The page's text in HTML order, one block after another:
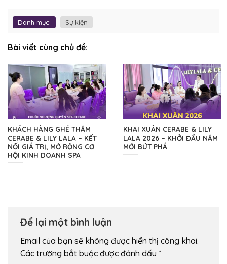
Danh mục: Sự kiện
Bài viết cùng chủ đề:
KHÁCH HÀNG GHÉ THĂM
CERABE & LILY LALA – KẾT
NỐI GIÁ TRỊ, MỞ RỘNG CƠ
HỘI KINH DOANH SPA
KHAI XUÂN CERABE & LILY
LALA 2026 – KHỞI ĐẦU NĂM
MỚI BỨT PHÁ
Để lại một bình luận
Email của bạn sẽ không được hiển thị công khai.
Các trường bắt buộc được đánh dấu *